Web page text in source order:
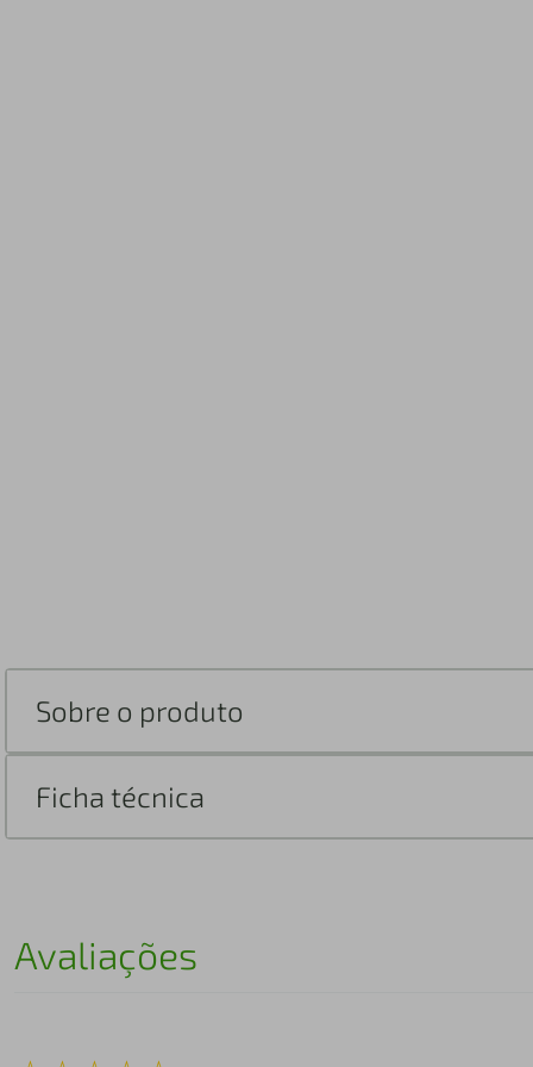
Sobre o produto
Ficha técnica
Avaliações